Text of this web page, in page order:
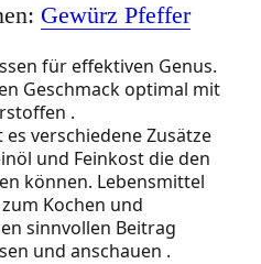
Gewürz Pfeffer
für effektiven Genus.
Geschmack optimal mit
.
es verschiedene Zusätze
und Feinkost die den
können. Lebensmittel
Kochen und
sinnvollen Beitrag
und anschauen .